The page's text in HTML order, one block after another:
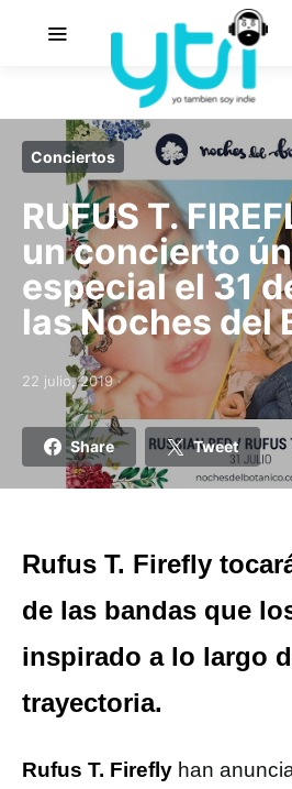
Conciertos
RUFUS T.
un concierto
especial el 31
las Noches del
Posted on
22 julio, 2019
Share Tweet
Rufus T. Firefly
de las bandas que
inspirado a lo largo
trayectoria.
Rufus T. Firefly han